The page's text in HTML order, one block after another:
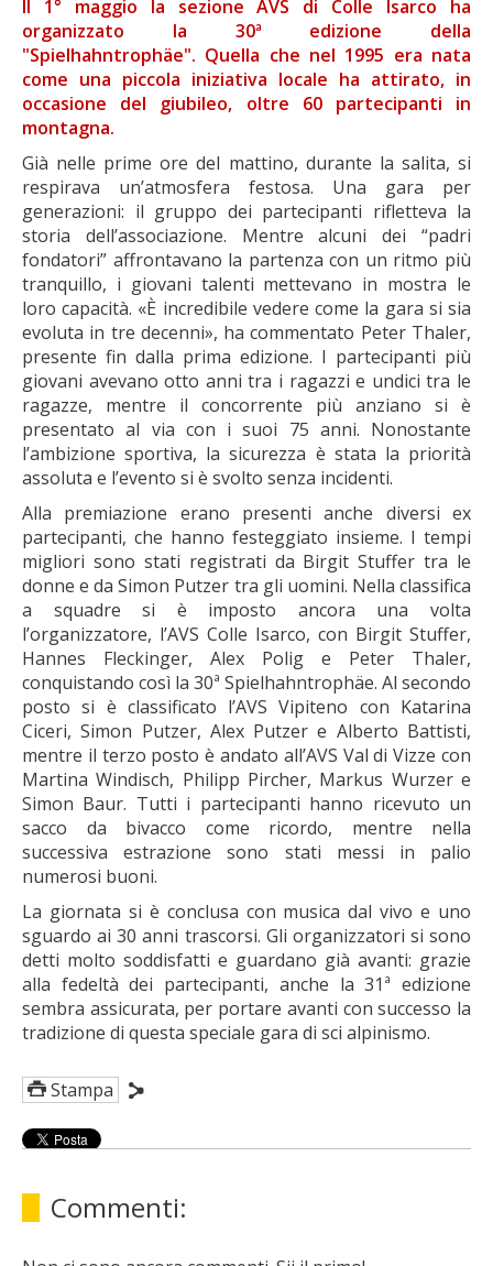
Il 1° maggio la sezione AVS di Colle Isarco ha
organizzato la 30ª edizione della
"Spielhahntrophäe". Quella che nel 1995 era nata
come una piccola iniziativa locale ha attirato, in
occasione del giubileo, oltre 60 partecipanti in
montagna.
Già nelle prime ore del mattino, durante la salita, si
respirava un’atmosfera festosa. Una gara per
generazioni: il gruppo dei partecipanti rifletteva la
storia dell’associazione. Mentre alcuni dei “padri
fondatori” affrontavano la partenza con un ritmo più
tranquillo, i giovani talenti mettevano in mostra le
loro capacità. «È incredibile vedere come la gara si sia
evoluta in tre decenni», ha commentato Peter Thaler,
presente fin dalla prima edizione. I partecipanti più
giovani avevano otto anni tra i ragazzi e undici tra le
ragazze, mentre il concorrente più anziano si è
presentato al via con i suoi 75 anni. Nonostante
l’ambizione sportiva, la sicurezza è stata la priorità
assoluta e l’evento si è svolto senza incidenti.
Alla premiazione erano presenti anche diversi ex
partecipanti, che hanno festeggiato insieme. I tempi
migliori sono stati registrati da Birgit Stuffer tra le
donne e da Simon Putzer tra gli uomini. Nella classifica
a squadre si è imposto ancora una volta
l’organizzatore, l’AVS Colle Isarco, con Birgit Stuffer,
Hannes Fleckinger, Alex Polig e Peter Thaler,
conquistando così la 30ª Spielhahntrophäe. Al secondo
posto si è classificato l’AVS Vipiteno con Katarina
Ciceri, Simon Putzer, Alex Putzer e Alberto Battisti,
mentre il terzo posto è andato all’AVS Val di Vizze con
Martina Windisch, Philipp Pircher, Markus Wurzer e
Simon Baur. Tutti i partecipanti hanno ricevuto un
sacco da bivacco come ricordo, mentre nella
successiva estrazione sono stati messi in palio
numerosi buoni.
La giornata si è conclusa con musica dal vivo e uno
sguardo ai 30 anni trascorsi. Gli organizzatori si sono
detti molto soddisfatti e guardano già avanti: grazie
alla fedeltà dei partecipanti, anche la 31ª edizione
sembra assicurata, per portare avanti con successo la
tradizione di questa speciale gara di sci alpinismo.
Stampa
Commenti: